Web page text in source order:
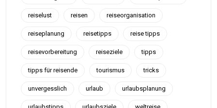
reiselust reisen reiseorganisation
reiseplanung reisetipps reise tipps
reisevorbereitung reiseziele tipps
tipps für reisende tourismus tricks
unvergesslich urlaub urlaubsplanung